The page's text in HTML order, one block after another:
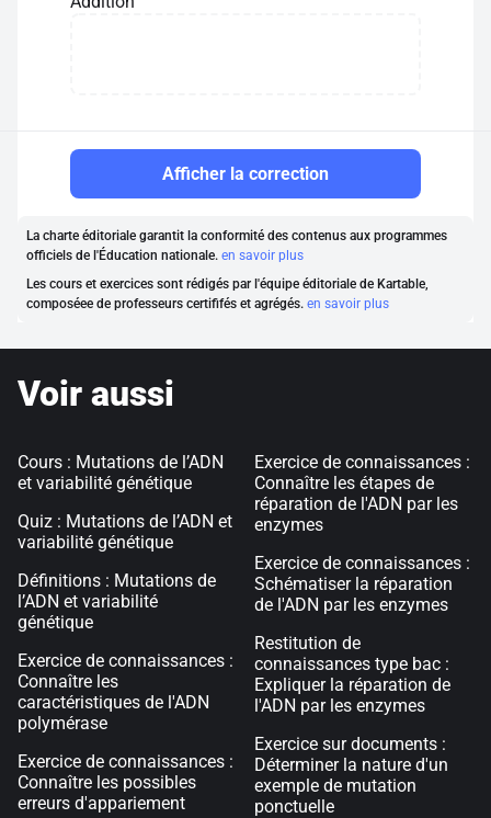
Afficher la correction
La charte éditoriale garantit la conformité des contenus aux programmes
officiels de l'Éducation nationale. en savoir plus
Les cours et exercices sont rédigés par l'équipe éditoriale de Kartable,
composéee de professeurs certififés et agrégés. en savoir plus
Voir aussi
Cours : Mutations de l’ADN
et variabilité génétique
Quiz : Mutations de l’ADN et
variabilité génétique
Définitions : Mutations de
l’ADN et variabilité
génétique
Exercice de connaissances :
Connaître les
caractéristiques de l'ADN
polymérase
Exercice de connaissances :
Connaître les possibles
erreurs d'appariement
Exercice de connaissances :
Connaître les étapes de
réparation de l'ADN par les
enzymes
Exercice de connaissances :
Schématiser la réparation
de l'ADN par les enzymes
Restitution de
connaissances type bac :
Expliquer la réparation de
l'ADN par les enzymes
Exercice sur documents :
Déterminer la nature d'un
exemple de mutation
ponctuelle